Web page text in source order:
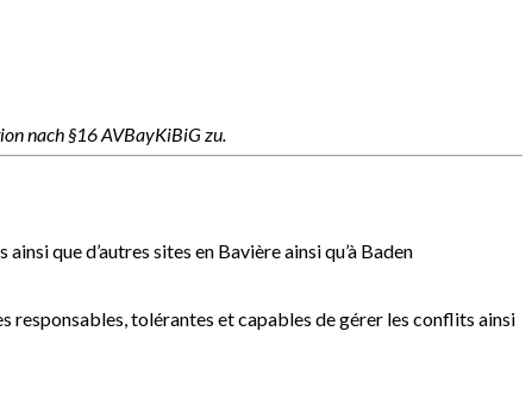
nach §16 AVBayKiBiG zu.
que d’autres sites en Bavière ainsi qu’à Baden
responsables, tolérantes et capables de gérer les conflits ainsi